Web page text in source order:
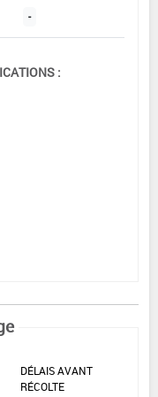
-
:
DÉLAIS AVANT
RÉCOLTE